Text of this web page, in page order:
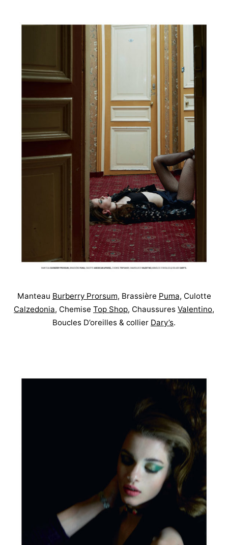
Manteau Burberry Prorsum, Brassière Puma, Culotte
Calzedonia, Chemise Top Shop, Chaussures Valentino,
Boucles D’oreilles & collier Dary’s.